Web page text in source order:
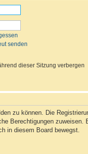
senden
dieser Sitzung verbergen
zu können. Die
Berechtigungen
in diesem Board bewegst.